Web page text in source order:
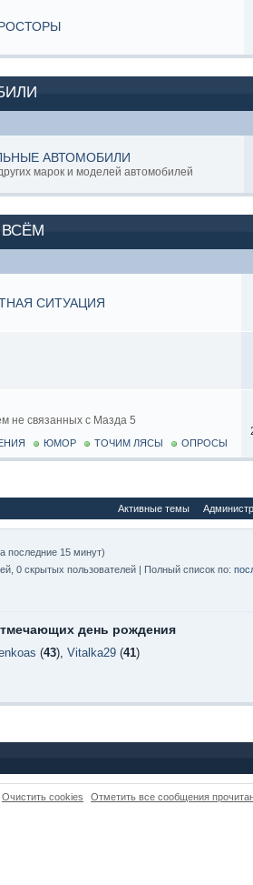
АВТОМОБИЛИ
марок и моделей автомобилей
СИТУАЦИЯ
не связанных с Мазда 5
ЮМОР ТОЧИМ ЛЯСЫ ОПРОСЫ
Активные темы
последние 15 минут)
0 скрытых пользователей | Полный список по:
день рождения
(43), Vitalka29 (41)
Очистить cookies Отметить все сообщения